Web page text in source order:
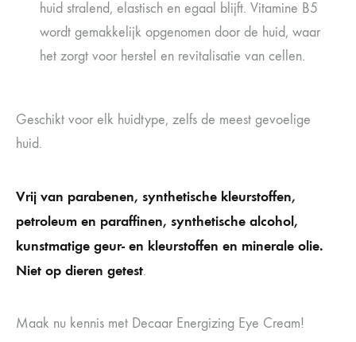
huid stralend, elastisch en egaal blijft. Vitamine B5
wordt gemakkelijk opgenomen door de huid, waar
het zorgt voor herstel en revitalisatie van cellen.
Geschikt voor elk huidtype, zelfs de meest gevoelige
huid.
Vrij van parabenen, synthetische kleurstoffen,
petroleum en paraffinen, synthetische alcohol,
kunstmatige geur- en kleurstoffen en minerale olie.
Niet op dieren getest.
Maak nu kennis met Decaar Energizing Eye Cream!